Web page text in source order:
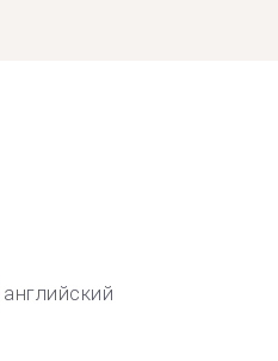
английский